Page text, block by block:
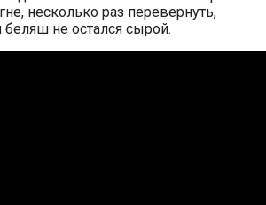
несколько раз перевернуть,
беляш не остался сырой.